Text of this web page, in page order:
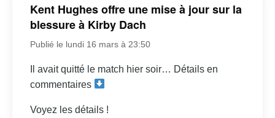
Kent Hughes offre une mise à jour sur la
blessure à Kirby Dach
Publié le lundi 16 mars à 23:50
Il avait quitté le match hier soir… Détails en
commentaires
Voyez les détails !